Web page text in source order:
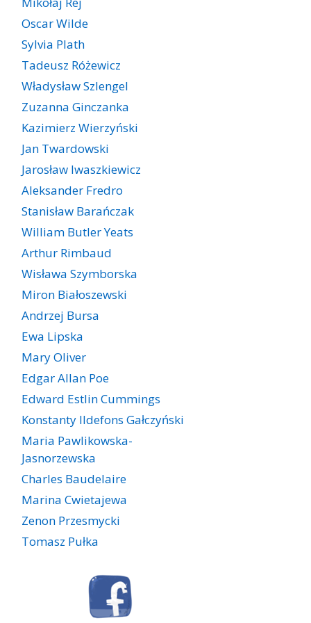
Oscar Wilde
Sylvia Plath
Tadeusz Różewicz
Władysław Szlengel
Zuzanna Ginczanka
Kazimierz Wierzyński
Jan Twardowski
Jarosław Iwaszkiewicz
Aleksander Fredro
Stanisław Barańczak
William Butler Yeats
Arthur Rimbaud
Wisława Szymborska
Miron Białoszewski
Andrzej Bursa
Ewa Lipska
Mary Oliver
Edgar Allan Poe
Edward Estlin Cummings
Konstanty Ildefons Gałczyński
Maria Pawlikowska-
Jasnorzewska
Charles Baudelaire
Marina Cwietajewa
Zenon Przesmycki
Tomasz Pułka